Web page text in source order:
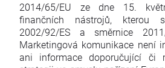
2014/65/EU ze dne 15.
finančních nástrojů, kterou
2002/92/ES a směrnice
Marketingová komunikace není
ani informace doporučující či